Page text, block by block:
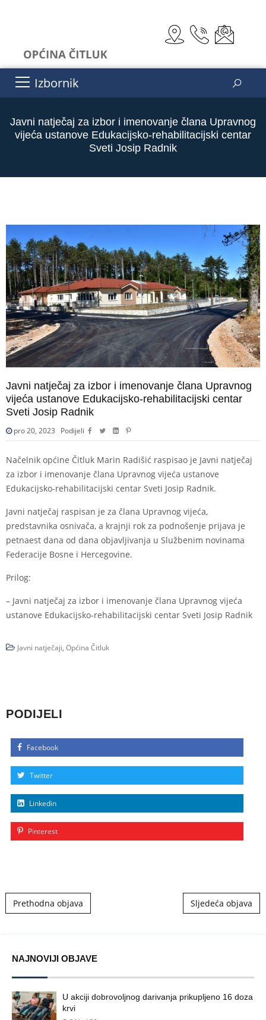
Izbornik
Javni natječaj za izbor i imenovanje člana Upravnog
vijeća ustanove Edukacijsko-rehabilitacijski centar
Sveti Josip Radnik
Javni natječaj za izbor i imenovanje člana Upravnog
vijeća ustanove Edukacijsko-rehabilitacijski centar
Sveti Josip Radnik
pro 20, 2023 Podijeli
Načelnik općine Čitluk Marin Radišić raspisao je Javni natječaj
za izbor i imenovanje člana Upravnog vijeća ustanove
Edukacijsko-rehabilitacijski centar Sveti Josip Radnik.
Javni natječaj raspisan je za člana Upravnog vijeća,
predstavnika osnivača, a krajnji rok za podnošenje prijava je
petnaest dana od dana objavljivanja u Službenim novinama
Federacije Bosne i Hercegovine.
Prilog:
– Javni natječaj za izbor i imenovanje člana Upravnog vijeća
ustanove Edukacijsko-rehabilitacijski centar Sveti Josip Radnik
Javni natječaji, Općina Čitluk
PODIJELI
Facebook
Twitter
Linkedin
Pinterest
Post navigation
Prethodna objava Sljedeća objava
NAJNOVIJI OBJAVE
U akciji dobrovoljnog darivanja prikupljeno 16 doza
krvi